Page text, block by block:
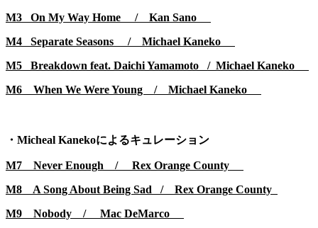
M3 On My Way Home / Kan Sano
M4 Separate Seasons / Michael Kaneko
M5 Breakdown feat. Daichi Yamamoto / Michael Kaneko
M6 When We Were Young / Michael Kaneko
・Micheal Kanekoによるキュレーション
M7 Never Enough / Rex Orange County
M8 A Song About Being Sad / Rex Orange County
M9 Nobody / Mac DeMarco